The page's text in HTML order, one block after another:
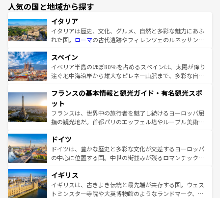
人気の国と地域から探す
イタリア
イタリアは歴史、文化、グルメ、自然と多彩な魅力にあふ
れた国。 ローマの古代遺跡やフィレンツェのルネッサンス
ろん、トスカーナの美しい田園風景やアマルフィ海岸の絶
景など、自然景観も見逃せない。観光の合間には、本場の
ピザやパスタなど、絶品のイタリア料理を堪能することも
ませてくれるイタリアで、忘れられない旅をしてみよう！
なお、新着のイタリア情報は
しい。
スペイン
イベリア半島のほぼ80％を占めるスペインは、太陽が降り
注ぐ地中海沿岸から雄大なピレネー山脈まで、多彩な自然
文化が根付くこの国では、情熱的なフラメンコ、熱気あふ
れる闘牛、そして美味しいタパスが生活の一部となってい
る。首都マドリードの洗練された雰囲気や、バルセロナの
アートに溢れた街角から、地方では古代ローマ遺跡や中世
せる。地方によって風土や気候が異なるスペインはその個
性で訪れる人を魅了する。 なお、新着のスペイン情報は コ
ンテンツ一覧を参照してほしい。
フランスの基本情報と観光ガイド・有名観光スポ
ット
フランスは、世界中の旅行者を魅了し続けるヨーロッパ屈
指の観光地だ。首都パリのエッフェル塔やルーブル美術館
で、幅広い魅力が詰まっている。華麗な宮殿、歴史的な大
聖堂、美しいビーチ、そして豊かな自然が、訪れる者を心
から魅了する。また、フランスは美食の国としても知ら
いる。シャンパンの発祥地であるランス、プロヴァンスの
香り高いラベンダー畑など、多彩な楽しみ方が可能だ。さ
らに、パリ以外の地域にも魅力が溢れており、どの街角に
ドイツ
ドイツは、豊かな歴史と多彩な文化が交差するヨーロッパ
の中心に位置する国。中世の街並みが残るロマンチック街
顔を持つこの国は、どこを歩いても飽きることがない。ベ
ルリンの文化的活気、バイエルン州のアルプスの絶景、そ
してライン川沿いのワイン畑といった風景は必見。ビール
イギリス
イギリスは、古きよき伝統と最先端が共存する国。ウェス
トミンスター寺院や大英博物館のようなランドマーク、歴